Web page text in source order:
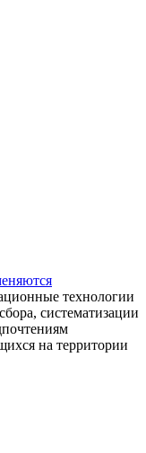
технологии
систематизации
на территории